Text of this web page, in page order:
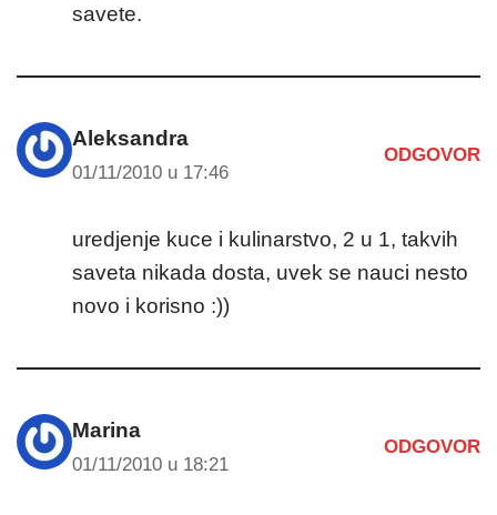
savete.
Aleksandra
01/11/2010 u 17:46
ODGOVOR
uredjenje kuce i kulinarstvo, 2 u 1, takvih
saveta nikada dosta, uvek se nauci nesto
novo i korisno :))
Marina
01/11/2010 u 18:21
ODGOVOR